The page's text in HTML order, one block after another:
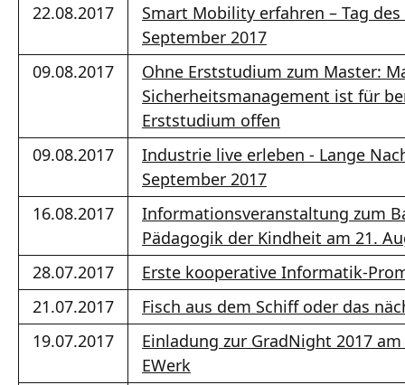
22.08.2017
Smart Mobility erfahren – Tag
September 2017
09.08.2017
Ohne Erststudium zum Master:
Sicherheitsmanagement ist für
Erststudium offen
09.08.2017
Industrie live erleben - Lange
September 2017
16.08.2017
Informationsveranstaltung zum
Pädagogik der Kindheit am 21.
28.07.2017
Erste kooperative Informatik-
21.07.2017
Fisch aus dem Schiff oder das
19.07.2017
Einladung zur GradNight 2017
EWerk